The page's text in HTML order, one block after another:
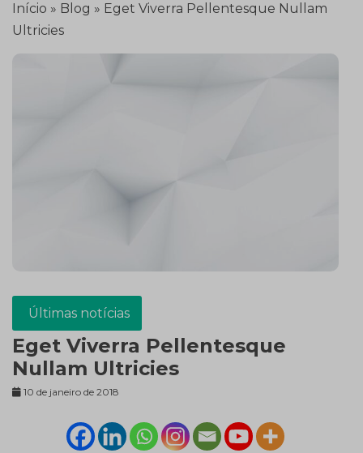
Início » Blog » Eget Viverra Pellentesque Nullam
Ultricies
Últimas notícias
Eget Viverra Pellentesque
Nullam Ultricies
10 de janeiro de 2018